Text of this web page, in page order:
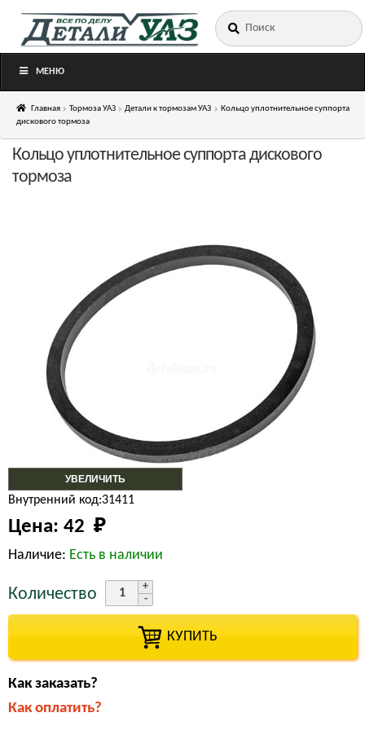
Перейти
Перейти
Искать:
МЕНЮ
Главная Тормоза УАЗ Детали к тормозам УАЗ
Кольцо уплотнительное суппорта
дискового тормоза
УВЕЛИЧИТЬ
Кольцо уплотнительное суппорта дискового
тормоза
Внутренний код:31411
Цена: 42 ₽
Наличие: Есть в наличии
Количество
КУПИТЬ
Как заказать?
Как оплатить?